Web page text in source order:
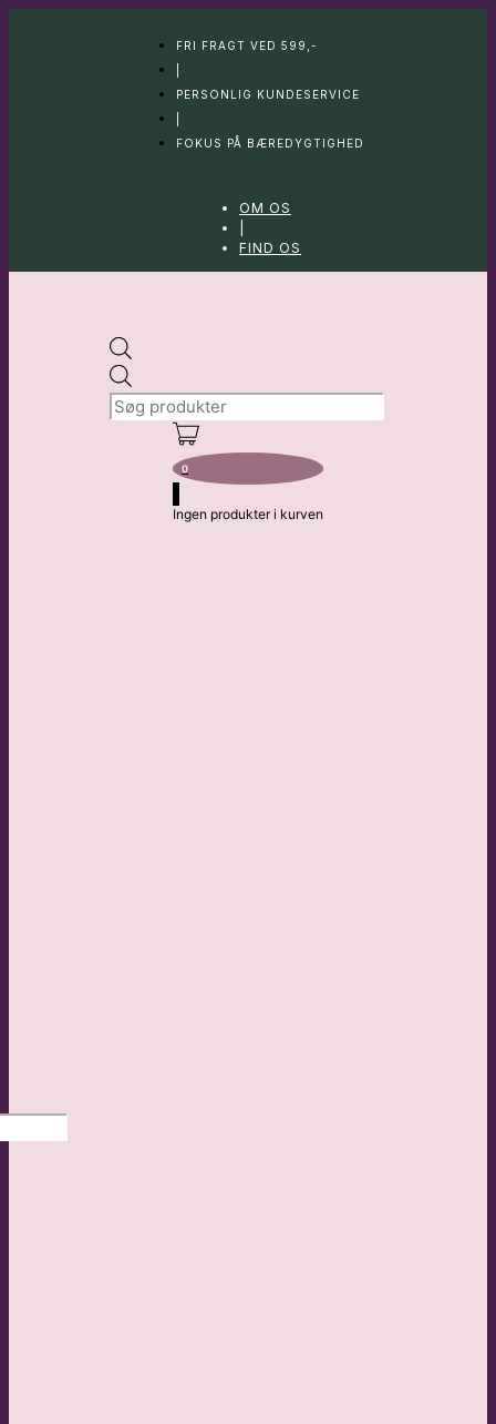
FRI FRAGT VED 599,-
PERSONLIG KUNDESERVICE
FOKUS PÅ BÆREDYGTIGHED
OM OS
FIND OS
search
0
Ingen produkter i kurven